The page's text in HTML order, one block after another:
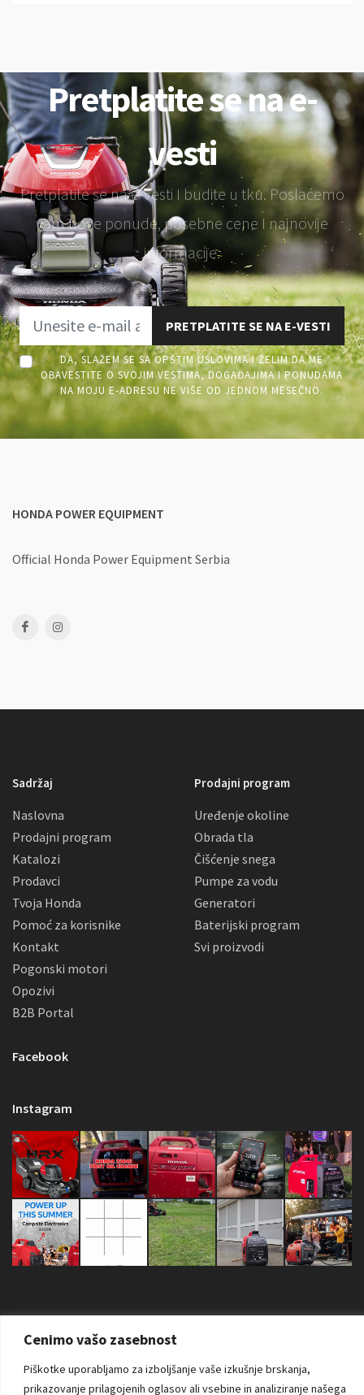
Cenimo vašo zasebnost
Piškotke uporabljamo za izboljšanje vaše izkušnje brskanja,
prikazovanje prilagojenih oglasov ali vsebine in analiziranje našega
Pretplatite se na e-
vesti
Pretplatite se na e-vesti I budite u tku. Poslaćemo
vam nove ponude, posebne cene I najnovije
informacije.
PRETPLATITE SE NA E-VESTI
DA, SLAŽEM SE SA OPŠTIM USLOVIMA I ŽELIM DA ME
OBAVESTITE O SVOJIM VESTIMA, DOGAĐAJIMA I PONUDAMA
NA MOJU E-ADRESU NE VIŠE OD JEDNOM MESEČNO.
HONDA POWER EQUIPMENT
Official Honda Power Equipment Serbia
Sadržaj
Naslovna
Prodajni program
Katalozi
Prodavci
Tvoja Honda
Pomoć za korisnike
Kontakt
Pogonski motori
Opozivi
B2B Portal
Prodajni program
Uređenje okoline
Obrada tla
Čišćenje snega
Pumpe za vodu
Generatori
Baterijski program
Svi proizvodi
Facebook
Instagram
Copyright © 2026 Sva prava zadržana. AS Power Equipment d.o.o. |
Izdelava spletne strani:RSMT